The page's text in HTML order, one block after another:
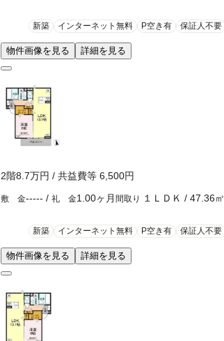
新築 インターネット無料 P空き有 保証人不要
物件画像を見る 詳細を見る
2階8.7万円 / 共益費等 6,500円
敷 金----- / 礼 金1.00ヶ月 間取り １ＬＤＫ / 47.36㎡
新築 インターネット無料 P空き有 保証人不要
物件画像を見る 詳細を見る